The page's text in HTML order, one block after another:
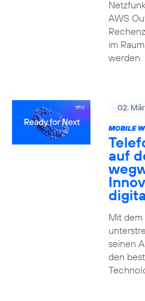
AWS
im
werden.
02.
MOBILE
auf
Mit dem
seinen
den